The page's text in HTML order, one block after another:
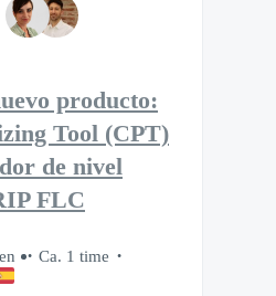
producto:
Tool (CPT)
de nivel
FLC
Ca. 1 time